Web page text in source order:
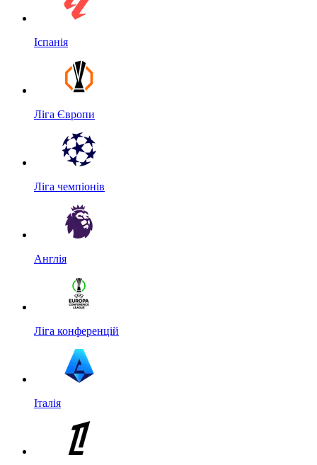
Іспанія
Ліга Європи
Ліга чемпіонів
Англія
Ліга конференцій
Італія